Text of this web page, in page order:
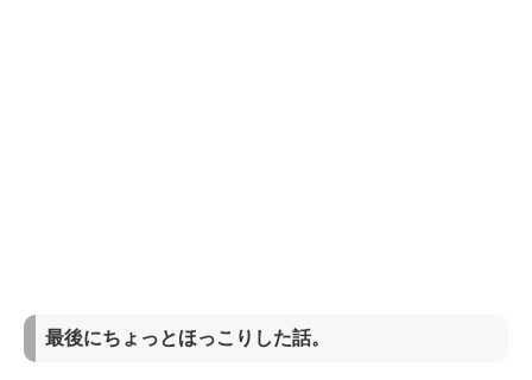
最後にちょっとほっこりした話。